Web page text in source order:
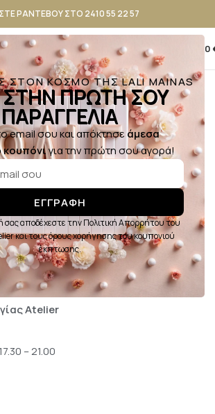
ΣΤΟΝ ΚΟΣΜΟ ΤΗΣ LALI MAINAS
ΣΤΗΝ ΠΡΩΤΗ ΣΟΥ
ΠΑΡΑΓΓΕΛΙΑ
email σου και απόκτησε άμεσα
κουπόνιγια την πρώτη σου αγορά!
ΕΓΓΡΑΦΗ
αποδέχεστε την Πολιτική Απορρήτου του
και τους όρους χορήγησης του κουπονιού
έκπτωσης.
ΡΑΝΤΕΒΟΥ ΣΤΟ 2410 55 22 57
0,00
ή χρειάζεστε βοήθεια για την επιλογή
είναι πάντα δίπλα σας για να σας
με φροντίδα και επαγγελματισμό.
μαζί μας — θα χαρούμε να σας
εξυπηρετήσουμε!
55 22 57
Atelier
– 21.00